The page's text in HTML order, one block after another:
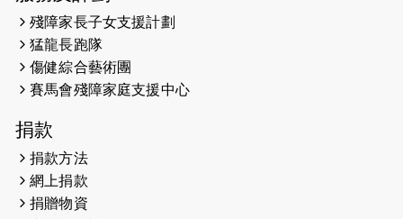
2026-05-14
（19:00開始）
2026-05-07
開始）
2026-04-30
2026-04-25
殘障家長子女支援計劃
猛龍長跑隊
傷健綜合藝術團
賽馬會殘障家庭支援中心
捐款
捐款方法
網上捐款
捐贈物資